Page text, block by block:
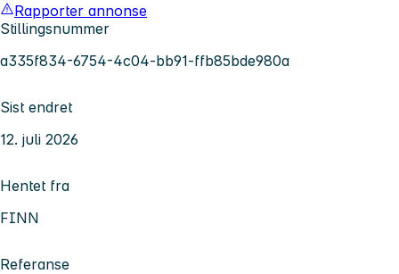
Rapporter annonse
Stillingsnummer
a335f834-6754-4c04-bb91-ffb85bde980a
Sist endret
12. juli 2026
Hentet fra
FINN
Referanse